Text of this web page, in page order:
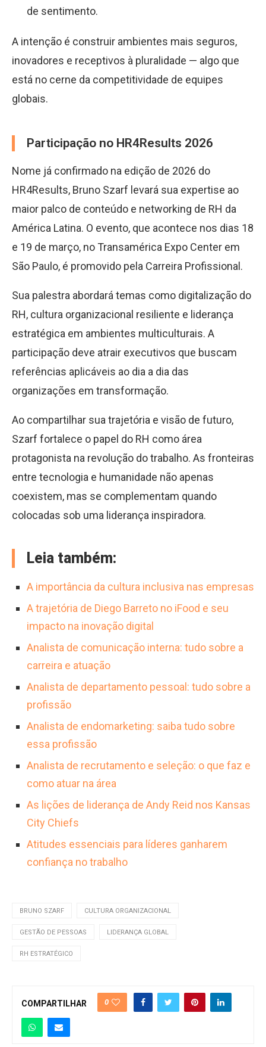
de sentimento.
A intenção é construir ambientes mais seguros,
inovadores e receptivos à pluralidade — algo que
está no cerne da competitividade de equipes
globais.
Participação no HR4Results 2026
Nome já confirmado na edição de 2026 do
HR4Results, Bruno Szarf levará sua expertise ao
maior palco de conteúdo e networking de RH da
América Latina. O evento, que acontece nos dias 18
e 19 de março, no Transamérica Expo Center em
São Paulo, é promovido pela Carreira Profissional.
Sua palestra abordará temas como digitalização do
RH, cultura organizacional resiliente e liderança
estratégica em ambientes multiculturais. A
participação deve atrair executivos que buscam
referências aplicáveis ao dia a dia das
organizações em transformação.
Ao compartilhar sua trajetória e visão de futuro,
Szarf fortalece o papel do RH como área
protagonista na revolução do trabalho. As fronteiras
entre tecnologia e humanidade não apenas
coexistem, mas se complementam quando
colocadas sob uma liderança inspiradora.
Leia também:
A importância da cultura inclusiva nas empresas
A trajetória de Diego Barreto no iFood e seu
impacto na inovação digital
Analista de comunicação interna: tudo sobre a
carreira e atuação
Analista de departamento pessoal: tudo sobre a
profissão
Analista de endomarketing: saiba tudo sobre
essa profissão
Analista de recrutamento e seleção: o que faz e
como atuar na área
As lições de liderança de Andy Reid nos Kansas
City Chiefs
Atitudes essenciais para líderes ganharem
confiança no trabalho
BRUNO SZARF CULTURA ORGANIZACIONAL
GESTÃO DE PESSOAS LIDERANÇA GLOBAL
RH ESTRATÉGICO
COMPARTILHAR 0